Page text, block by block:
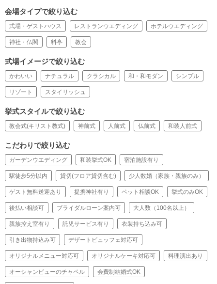
会場タイプで絞り込む
式場・ゲストハウス レストランウエディング ホテルウエディング
神社・仏閣 料亭 教会
式場イメージで絞り込む
かわいい ナチュラル クラシカル 和・和モダン シンプル
リゾート スタイリッシュ
挙式スタイルで絞り込む
教会式(キリスト教式) 神前式 人前式 仏前式 和装人前式
こだわりで絞り込む
ガーデンウエディング 和装挙式OK 宿泊施設有り
駅徒歩5分以内 貸切(フロア貸切含む) 少人数婚（家族・親族のみ）
ゲスト無料送迎あり 提携神社有り ペット相談OK 挙式のみOK
後払い相談可 ブライダルローン案内可 大人数（100名以上）
親族控え室有り 託児サービス有り 衣装持ち込み可
引き出物持込み可 デザートビュッフェ対応可
オリジナルメニュー対応可 オリジナルケーキ対応可 料理演出あり
オーシャンビューのチャペル 会費制結婚式OK